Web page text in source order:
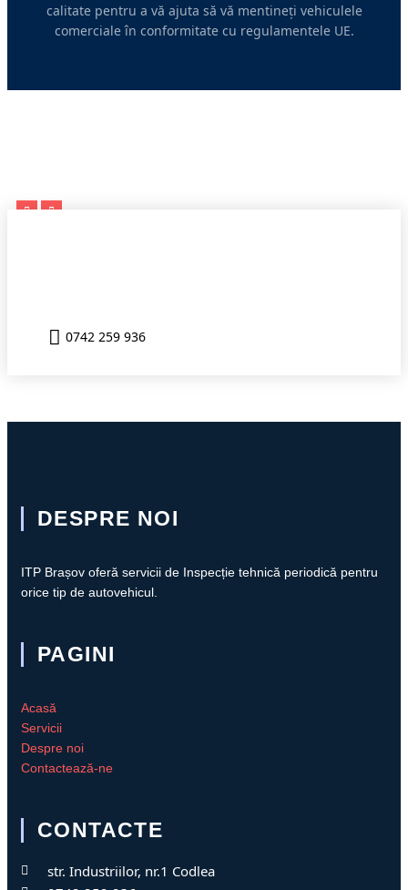
calitate pentru a vă ajuta să vă mentineți vehiculele
comerciale în conformitate cu regulamentele UE.
0742 259 936
DESPRE NOI
ITP Brașov oferă servicii de Inspecție tehnică periodică pentru
orice tip de autovehicul.
PAGINI
Acasă
Servicii
Despre noi
Contactează-ne
CONTACTE
str. Industriilor, nr.1 Codlea